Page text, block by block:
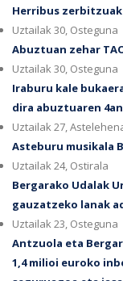
Herribus
Uztailak 30, Osteguna
Abuztuan zehar
Uztailak 30, Osteguna
Iraburu kale
dira abuztuaren 4an
Uztailak 27,
Asteburu musikala
Uztailak 24, Ostirala
Bergarako Udalak
gauzatzeko lanak
Uztailak 23, Osteguna
Antzuola eta
1,4 milioi euroko